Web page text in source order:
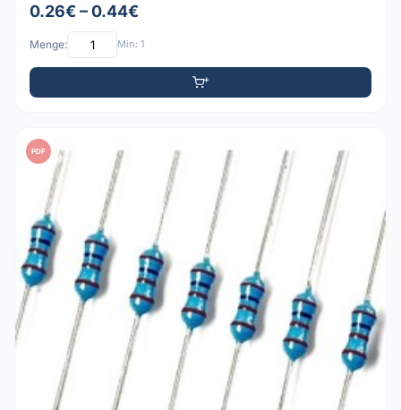
0.26€ – 0.44€
Menge: Min: 1
PDF